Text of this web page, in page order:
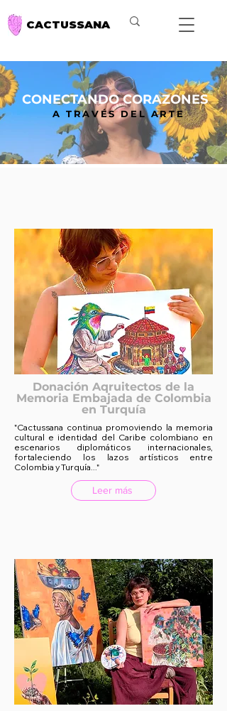
CACTUSSANA
A TRAVÉS DEL ARTE
CONECTANDO CORAZONES
Donación Aqruitectos de la
Memoria Embajada de Colombia
en Turquía
"Cactussana continua promoviendo la memoria
cultural e identidad del Caribe colombiano en
escenarios diplomáticos internacionales,
fortaleciendo los lazos artísticos entre
Colombia y Turquía..."
Leer más